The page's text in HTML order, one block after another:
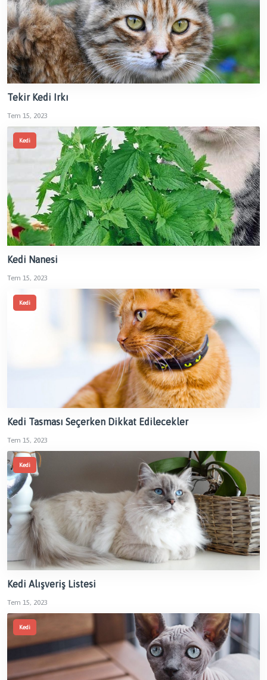
Tekir Kedi Irkı
Tem 15, 2023
Kedi
Kedi Nanesi
Tem 15, 2023
Kedi
Kedi Tasması Seçerken Dikkat Edilecekler
Tem 15, 2023
Kedi
Kedi Alışveriş Listesi
Tem 15, 2023
Kedi